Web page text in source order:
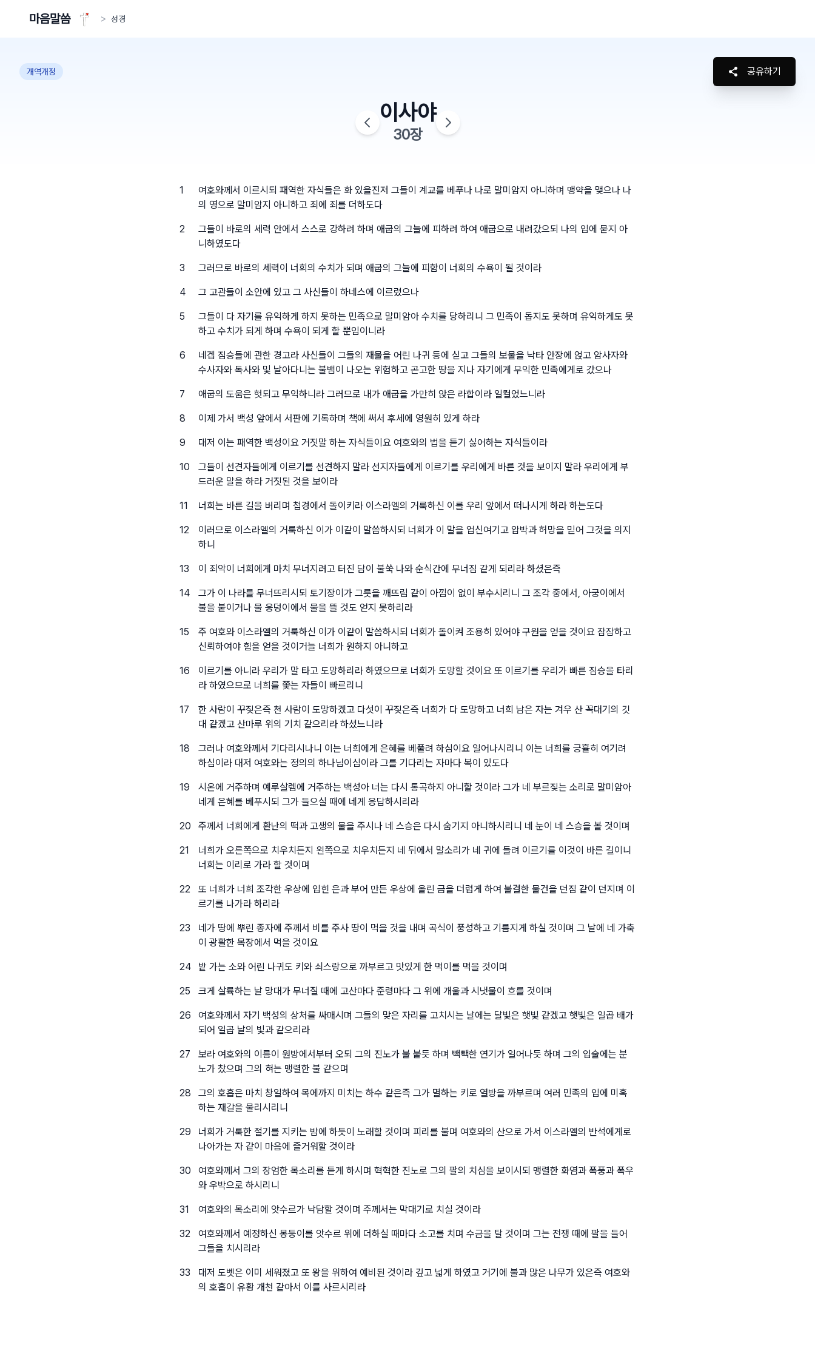
마음말씀 > 성경
개역개정 공유하기
이사야
30장
1
여호와께서 이르시되 패역한 자식들은 화 있을진저 그들이 계교를 베푸나 나로 말미암지 아니하며 맹약을 맺으나 나
의 영으로 말미암지 아니하고 죄에 죄를 더하도다
2
그들이 바로의 세력 안에서 스스로 강하려 하며 애굽의 그늘에 피하려 하여 애굽으로 내려갔으되 나의 입에 묻지 아
니하였도다
3 그러므로 바로의 세력이 너희의 수치가 되며 애굽의 그늘에 피함이 너희의 수욕이 될 것이라
4 그 고관들이 소안에 있고 그 사신들이 하네스에 이르렀으나
5
그들이 다 자기를 유익하게 하지 못하는 민족으로 말미암아 수치를 당하리니 그 민족이 돕지도 못하며 유익하게도 못
하고 수치가 되게 하며 수욕이 되게 할 뿐임이니라
6
네겝 짐승들에 관한 경고라 사신들이 그들의 재물을 어린 나귀 등에 싣고 그들의 보물을 낙타 안장에 얹고 암사자와
수사자와 독사와 및 날아다니는 불뱀이 나오는 위험하고 곤고한 땅을 지나 자기에게 무익한 민족에게로 갔으나
7 애굽의 도움은 헛되고 무익하니라 그러므로 내가 애굽을 가만히 앉은 라합이라 일컬었느니라
8 이제 가서 백성 앞에서 서판에 기록하며 책에 써서 후세에 영원히 있게 하라
9 대저 이는 패역한 백성이요 거짓말 하는 자식들이요 여호와의 법을 듣기 싫어하는 자식들이라
10
그들이 선견자들에게 이르기를 선견하지 말라 선지자들에게 이르기를 우리에게 바른 것을 보이지 말라 우리에게 부
드러운 말을 하라 거짓된 것을 보이라
11 너희는 바른 길을 버리며 첩경에서 돌이키라 이스라엘의 거룩하신 이를 우리 앞에서 떠나시게 하라 하는도다
12
이러므로 이스라엘의 거룩하신 이가 이같이 말씀하시되 너희가 이 말을 업신여기고 압박과 허망을 믿어 그것을 의지
하니
13 이 죄악이 너희에게 마치 무너지려고 터진 담이 불쑥 나와 순식간에 무너짐 같게 되리라 하셨은즉
14
그가 이 나라를 무너뜨리시되 토기장이가 그릇을 깨뜨림 같이 아낌이 없이 부수시리니 그 조각 중에서, 아궁이에서
불을 붙이거나 물 웅덩이에서 물을 뜰 것도 얻지 못하리라
15
주 여호와 이스라엘의 거룩하신 이가 이같이 말씀하시되 너희가 돌이켜 조용히 있어야 구원을 얻을 것이요 잠잠하고
신뢰하여야 힘을 얻을 것이거늘 너희가 원하지 아니하고
16
이르기를 아니라 우리가 말 타고 도망하리라 하였으므로 너희가 도망할 것이요 또 이르기를 우리가 빠른 짐승을 타리
라 하였으므로 너희를 쫓는 자들이 빠르리니
17
한 사람이 꾸짖은즉 천 사람이 도망하겠고 다섯이 꾸짖은즉 너희가 다 도망하고 너희 남은 자는 겨우 산 꼭대기의 깃
대 같겠고 산마루 위의 기치 같으리라 하셨느니라
18
그러나 여호와께서 기다리시나니 이는 너희에게 은혜를 베풀려 하심이요 일어나시리니 이는 너희를 긍휼히 여기려
하심이라 대저 여호와는 정의의 하나님이심이라 그를 기다리는 자마다 복이 있도다
19
시온에 거주하며 예루살렘에 거주하는 백성아 너는 다시 통곡하지 아니할 것이라 그가 네 부르짖는 소리로 말미암아
네게 은혜를 베푸시되 그가 들으실 때에 네게 응답하시리라
20 주께서 너희에게 환난의 떡과 고생의 물을 주시나 네 스승은 다시 숨기지 아니하시리니 네 눈이 네 스승을 볼 것이며
21
너희가 오른쪽으로 치우치든지 왼쪽으로 치우치든지 네 뒤에서 말소리가 네 귀에 들려 이르기를 이것이 바른 길이니
너희는 이리로 가라 할 것이며
22
또 너희가 너희 조각한 우상에 입힌 은과 부어 만든 우상에 올린 금을 더럽게 하여 불결한 물건을 던짐 같이 던지며 이
르기를 나가라 하리라
23
네가 땅에 뿌린 종자에 주께서 비를 주사 땅이 먹을 것을 내며 곡식이 풍성하고 기름지게 하실 것이며 그 날에 네 가축
이 광활한 목장에서 먹을 것이요
24 밭 가는 소와 어린 나귀도 키와 쇠스랑으로 까부르고 맛있게 한 먹이를 먹을 것이며
25 크게 살륙하는 날 망대가 무너질 때에 고산마다 준령마다 그 위에 개울과 시냇물이 흐를 것이며
26
여호와께서 자기 백성의 상처를 싸매시며 그들의 맞은 자리를 고치시는 날에는 달빛은 햇빛 같겠고 햇빛은 일곱 배가
되어 일곱 날의 빛과 같으리라
27
보라 여호와의 이름이 원방에서부터 오되 그의 진노가 불 붙듯 하며 빽빽한 연기가 일어나듯 하며 그의 입술에는 분
노가 찼으며 그의 혀는 맹렬한 불 같으며
28
그의 호흡은 마치 창일하여 목에까지 미치는 하수 같은즉 그가 멸하는 키로 열방을 까부르며 여러 민족의 입에 미혹
하는 재갈을 물리시리니
29
너희가 거룩한 절기를 지키는 밤에 하듯이 노래할 것이며 피리를 불며 여호와의 산으로 가서 이스라엘의 반석에게로
나아가는 자 같이 마음에 즐거워할 것이라
30
여호와께서 그의 장엄한 목소리를 듣게 하시며 혁혁한 진노로 그의 팔의 치심을 보이시되 맹렬한 화염과 폭풍과 폭우
와 우박으로 하시리니
31 여호와의 목소리에 앗수르가 낙담할 것이며 주께서는 막대기로 치실 것이라
32
여호와께서 예정하신 몽둥이를 앗수르 위에 더하실 때마다 소고를 치며 수금을 탈 것이며 그는 전쟁 때에 팔을 들어
그들을 치시리라
33
대저 도벳은 이미 세워졌고 또 왕을 위하여 예비된 것이라 깊고 넓게 하였고 거기에 불과 많은 나무가 있은즉 여호와
의 호흡이 유황 개천 같아서 이를 사르시리라